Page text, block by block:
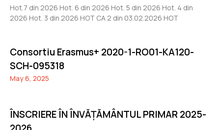
Hot.7 din 2026 Hot. 6 din 2026 Hot. 5 din 2026 Hot. 4 din
2026 Hot. 3 din 2026 HOT CA 2 din 03.02.2026 HOT
Consortiu Erasmus+ 2020-1-RO01-KA120-
SCH-095318
May 6, 2025
ÎNSCRIERE ÎN ÎNVĂȚĂMÂNTUL PRIMAR 2025-